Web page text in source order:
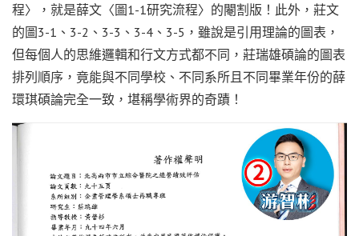
程〉，就是薛文〈圖1-1研究流程〉的閹割版！此外，莊文
的圖3-1、3-2、3-3、3-4、3-5，雖說是引用理論的圖表，
但每個人的思維邏輯和行文方式都不同，莊瑞雄碩論的圖表
排列順序，竟能與不同學校、不同系所且不同畢業年份的薛
環琪碩論完全一致，堪稱學術界的奇蹟！